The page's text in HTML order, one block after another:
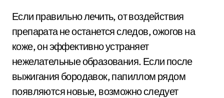
Если правильно лечить, от воздействия
препарата не останется следов, ожогов на
коже, он эффективно устраняет
нежелательные образования. Если после
выжигания бородавок, папиллом рядом
появляются новые, возможно следует